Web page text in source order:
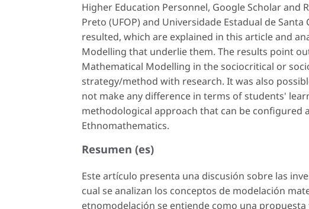
Higher Education Personnel, Google Scholar and
Preto (UFOP) and Universidade Estadual de
resulted, which are explained in this article and
Modelling that underlie them. The results point
Mathematical Modelling in the sociocritical or
strategy/method with research. It was also
not make any difference in terms of students'
methodological approach that can be configured
Ethnomathematics.
Resumen (es)
Este artículo presenta una discusión sobre las
cual se analizan los conceptos de modelación
etnomodelación se entiende como una